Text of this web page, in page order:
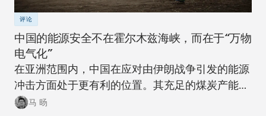
评论
中国的能源安全不在霍尔木兹海峡，而在于“万物
电气化”
在亚洲范围内，中国在应对由伊朗战争引发的能源
冲击方面处于更有利的位置。其充足的煤炭产能可
以在短期内确保稳定。同时，随着该国逐步推进摆
马 旸